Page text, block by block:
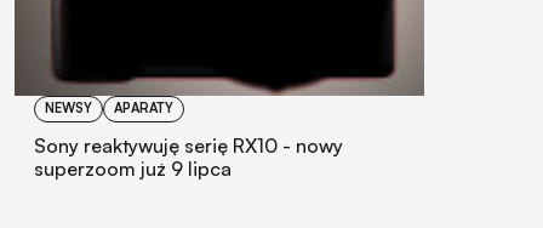
NEWSY APARATY
Sony reaktywuję serię RX10 - nowy
superzoom już 9 lipca